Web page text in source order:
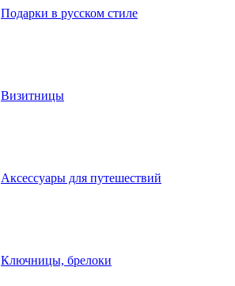
Подарки в русском стиле
Визитницы
Аксессуары для путешествий
Ключницы, брелоки